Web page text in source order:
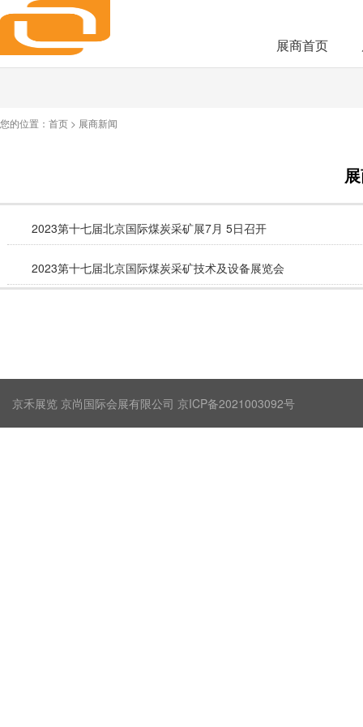
展商首页
您的位置： 首页 > 展商新闻
2023第十七届北京国际煤炭采矿展7月 5日召开
2023第十七届北京国际煤炭采矿技术及设备展览会
京禾展览 京尚国际会展有限公司 京ICP备2021003092号